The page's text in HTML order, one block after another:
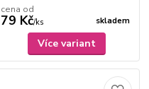
cena od
79 Kč/ks skladem
Více variant